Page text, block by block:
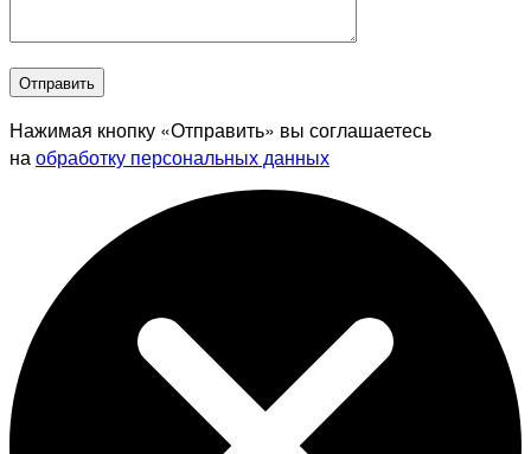
Отправить
Нажимая кнопку «Отправить» вы соглашаетесь
наобработку персональных данных